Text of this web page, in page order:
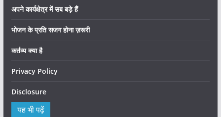
अपने कार्यक्षेत्र में सब बड़े हैं
भोजन के प्रति सजग होना ज़रूरी
कर्तव्य क्या है
Privacy Policy
Disclosure
यह भी पढ़ें